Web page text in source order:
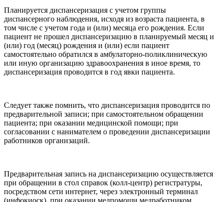
Планируется диспансеризация с учетом группы
диспансерного наблюдения, исходя из возраста пациента, в
том числе с учетом года и (или) месяца его рождения. Если
пациент не прошел диспансеризацию в планируемый месяц и
(или) год (месяц) рождения и (или) если пациент
самостоятельно обратился в амбулаторно-поликлиническую
или иную организацию здравоохранения в иное время, то
диспансеризация проводится в год явки пациента.
Следует также помнить, что диспансеризация проводится по
предварительной записи; при самостоятельном обращении
пациента; при оказании медицинской помощи; при
согласовании с нанимателем о проведении диспансеризации
работников организаций.
Предварительная запись на диспансеризацию осуществляется
при обращении в стол справок (колл-центр) регистратуры,
посредством сети интернет, через электронный терминал
(инфокиоск), при оказании медпомощи медработником.